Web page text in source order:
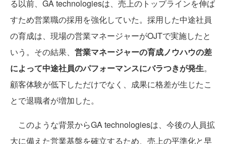
る以前、GA technologiesは、売上のトップラインを伸ば
すため営業職の採用を強化していた。採用した中途社員
の育成は、現場の営業マネージャーがOJTで実施したと
いう。その結果、 営業マネージャーの育成ノウハウの差
によって中途社員のパフォーマンスにバラつきが発生。
顧客体験が低下しただけでなく、成果に格差が生じたこ
とで退職者が増加した。
このような背景からGA technologiesは、今後の人員拡
大に備えた営業基盤を確立するため、売上の平準化と早